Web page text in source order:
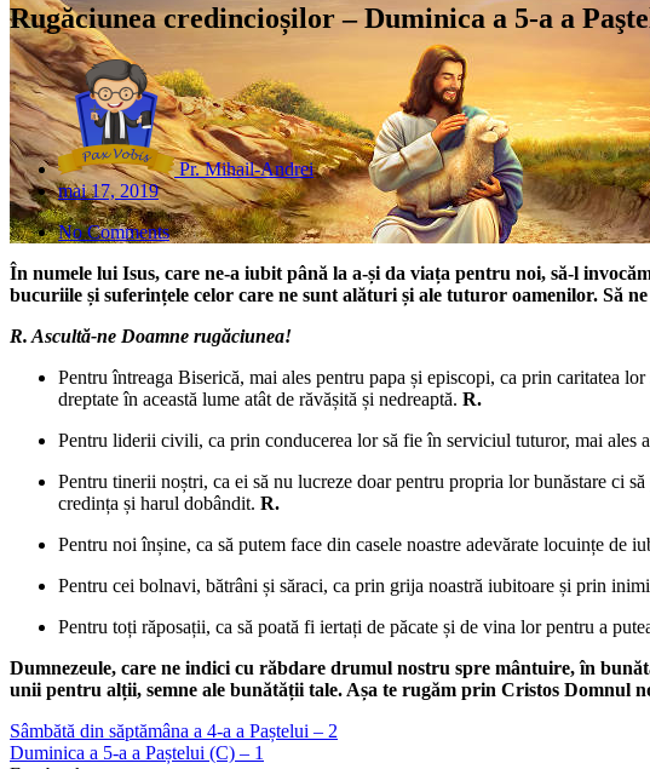
Rugăciunea credincioșilor – Duminica a 5-a a
Pr. Mihail-Andrei
mai 17, 2019
No Comments
În numele lui Isus, care ne-a iubit până la a-și da viața pentru noi, să-l
bucuriile și suferințele celor care ne sunt alături și ale tuturor oamenilor. Să
R. Ascultă-ne Doamne rugăciunea!
Pentru întreaga Biserică, mai ales pentru papa și episcopi, ca prin caritatea
dreptate în această lume atât de răvășită și nedreaptă. R.
Pentru liderii civili, ca prin conducerea lor să fie în serviciul tuturor, mai ales
Pentru tinerii noștri, ca ei să nu lucreze doar pentru propria lor bunăstare ci
credința și harul dobândit. R.
Pentru noi înșine, ca să putem face din casele noastre adevărate locuințe de
Pentru cei bolnavi, bătrâni și săraci, ca prin grija noastră iubitoare și prin
Pentru toți răposații, ca să poată fi iertați de păcate și de vina lor pentru a
Dumnezeule, care ne indici cu răbdare drumul nostru spre mântuire, în
unii pentru alții, semne ale bunătății tale. Așa te rugăm prin Cristos Domnul
Sâmbătă din săptămâna a 4-a a Paștelui – 2
Duminica a 5-a a Paștelui (C) – 1